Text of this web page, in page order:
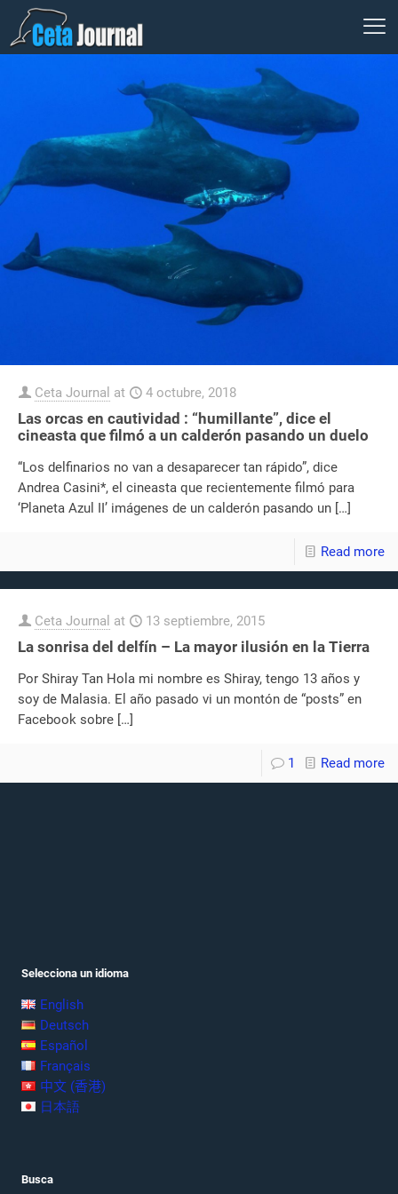
Ceta Journal at 4 octubre, 2018
Las orcas en cautividad : “humillante”, dice el
cineasta que filmó a un calderón pasando un duelo
“Los delfinarios no van a desaparecer tan rápido”, dice
Andrea Casini*, el cineasta que recientemente filmó para
‘Planeta Azul II’ imágenes de un calderón pasando un […]
Read more
Ceta Journal at 13 septiembre, 2015
La sonrisa del delfín – La mayor ilusión en la Tierra
Por Shiray Tan Hola mi nombre es Shiray, tengo 13 años y
soy de Malasia. El año pasado vi un montón de “posts” en
Facebook sobre […]
1 Read more
Selecciona un idioma
English
Deutsch
Español
Français
中文 (香港)
日本語
Busca